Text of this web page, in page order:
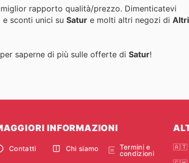
rapporto qualità/prezzo. Dimenticatevi
sconti unici su Satur e molti altri negozi di Altri
saperne di più sulle offerte di Satur!
INFORMAZIONI
Contatti Chi siamo
Termini e
condizioni
🇦🇹